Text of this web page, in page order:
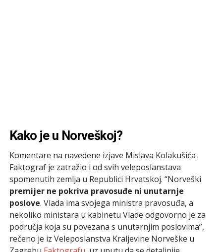
Kako je u Norveškoj?
Komentare na navedene izjave Mislava Kolakušića
Faktograf je zatražio i od svih veleposlanstava
spomenutih zemlja u Republici Hrvatskoj. “Norveški
premijer ne pokriva pravosuđe ni unutarnje
poslove. Vlada ima svojega ministra pravosuđa, a
nekoliko ministara u kabinetu Vlade odgovorno je za
područja koja su povezana s unutarnjim poslovima”,
rečeno je iz Veleposlanstva Kraljevine Norveške u